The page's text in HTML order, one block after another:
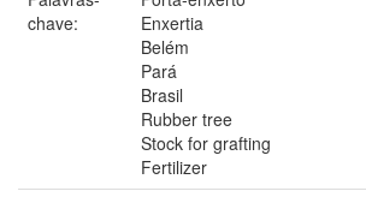
chave:
Enxertia
Belém
Pará
Brasil
Rubber tree
Stock for grafting
Fertilizer